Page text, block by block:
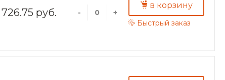
726.75 руб. - +
в корзину
Быстрый заказ